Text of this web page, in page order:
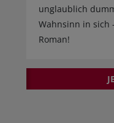
unglaublich
Wahnsinn in sich
Roman!